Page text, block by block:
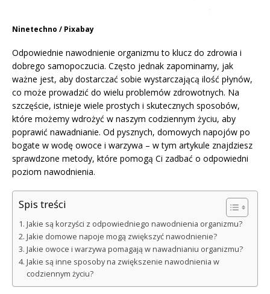
Ninetechno / Pixabay
Odpowiednie nawodnienie organizmu to klucz do zdrowia i
dobrego samopoczucia. Często jednak zapominamy, jak
ważne jest, aby dostarczać sobie wystarczającą ilość płynów,
co może prowadzić do wielu problemów zdrowotnych. Na
szczęście, istnieje wiele prostych i skutecznych sposobów,
które możemy wdrożyć w naszym codziennym życiu, aby
poprawić nawadnianie. Od pysznych, domowych napojów po
bogate w wodę owoce i warzywa – w tym artykule znajdziesz
sprawdzone metody, które pomogą Ci zadbać o odpowiedni
poziom nawodnienia.
Spis treści
Jakie są korzyści z odpowiedniego nawodnienia organizmu?
Jakie domowe napoje mogą zwiększyć nawodnienie?
Jakie owoce i warzywa pomagają w nawadnianiu organizmu?
Jakie są inne sposoby na zwiększenie nawodnienia w
codziennym życiu?